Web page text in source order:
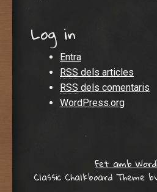
Log in
Entra
RSS dels articles
RSS dels comentaris
WordPress.org
Fet amb
Classic Chalkboard Theme